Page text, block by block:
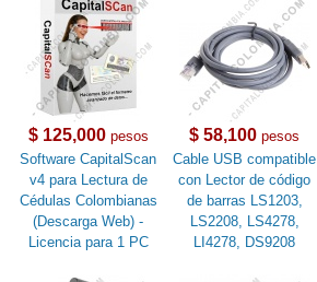
$ 125,000pesos
Software CapitalScan
v4 para Lectura de
Cédulas Colombianas
(Descarga Web) -
Licencia para 1 PC
$ 58,100 pesos
Cable USB compatible
con Lector de código
de barras LS1203,
LS2208, LS4278,
LI4278, DS9208